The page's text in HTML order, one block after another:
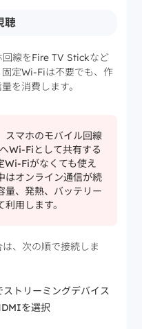
聴
回線をFire TV Stickなど
定Wi-Fiは不要でも、作
を消費します。
スマホのモバイル回線
Wi-Fiとして共有する
Wi-Fiがなくても使え
はオンライン通信が続
量、発熱、バッテリー
用します。
、次の順で接続しま
トリーミングデバイス
を選択